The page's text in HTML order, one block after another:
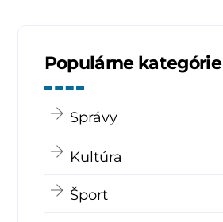
Populárne kategórie
Správy
Kultúra
Šport